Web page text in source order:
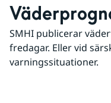
SMHI publicerar
fredagar. Eller vid
varningssituationer.